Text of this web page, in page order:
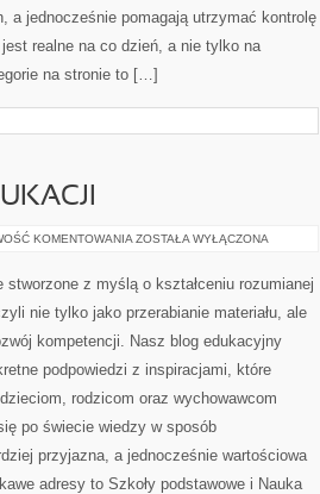
a jednocześnie pomagają utrzymać kontrolę
realne na co dzień, a nie tylko na
na stronie to […]
KOMENTOWANIA NOWINKI
EDUKACJI
ZOSTAŁA WYŁĄCZONA
stworzone z myślą o kształceniu rozumianej
nie tylko jako przerabianie materiału, ale
kompetencji. Nasz blog edukacyjny
podpowiedzi z inspiracjami, które
rodzicom oraz wychowawcom
po świecie wiedzy w sposób
przyjazna, a jednocześnie wartościowa
adresy to Szkoły podstawowe i Nauka